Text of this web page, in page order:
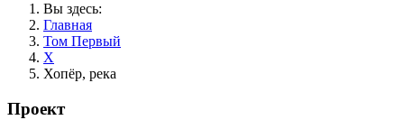
Вы здесь:
Главная
Том Первый
Х
Хопёр, река
Проект